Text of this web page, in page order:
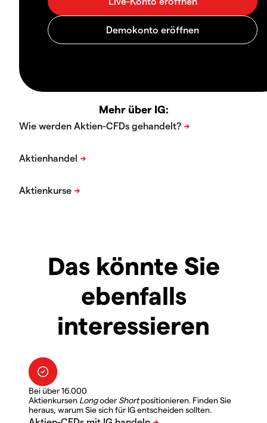
Mehr über IG:
Das könnte Sie
ebenfalls
interessieren
Bei über 16.000
Aktienkursen LongoderShortpositionieren. Finden Sie
heraus, warum Sie sich für IG entscheiden sollten.